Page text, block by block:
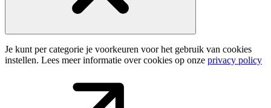
Je kunt per categorie je voorkeuren voor het gebruik van cookies
instellen. Lees meer informatie over cookies op onze privacy policy